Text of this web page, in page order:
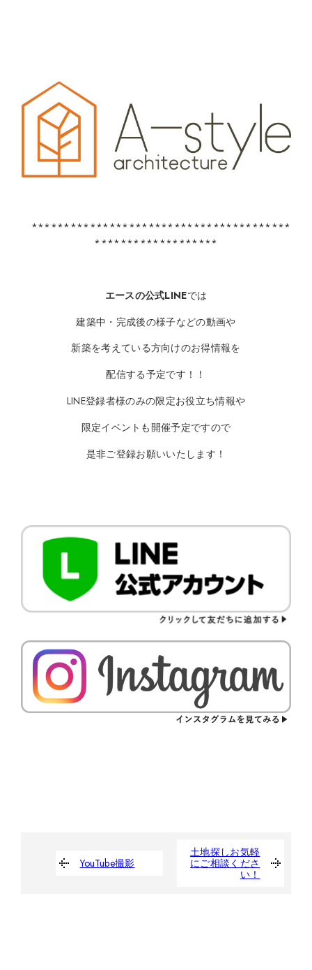
****************************************
*******************
エースの公式LINEでは
建築中・完成後の様子などの動画や
新築を考えている方向けのお得情報を
配信する予定です！！
LINE登録者様のみの限定お役立ち情報や
限定イベントも開催予定ですので
是非ご登録お願いいたします！
YouTube撮影
土地探しお気軽
にご相談くださ
い！